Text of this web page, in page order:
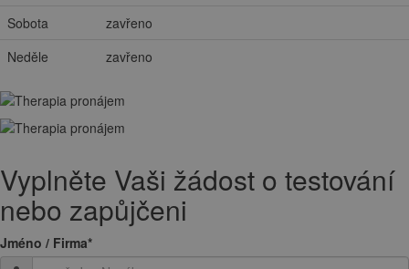
Sobota
zavřeno
Neděle
zavřeno
Vyplněte Vaši žádost o testování
nebo zapůjčeni
Jméno / Firma*